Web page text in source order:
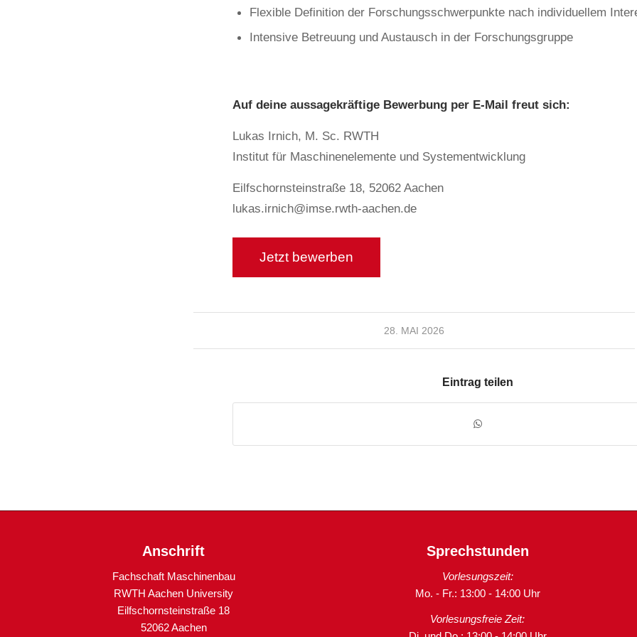
Flexible Definition der Forschungsschwerpunkte nach individuellem
Intensive Betreuung und Austausch in der Forschungsgruppe
Auf deine aussagekräftige Bewerbung per E-Mail freut sich:
Lukas Irnich, M. Sc. RWTH
Institut für Maschinenelemente und Systementwicklung
Eilfschornsteinstraße 18, 52062 Aachen
lukas.irnich@imse.rwth-aachen.de
28. MAI 2026
Eintrag teilen
Anschrift
Fachschaft Maschinenbau
RWTH Aachen University
Eilfschornsteinstraße 18
52062 Aachen
Sprechstunden
Vorlesungszeit:
Mo. - Fr.: 13:00 - 14:00 Uhr
Vorlesungsfreie Zeit: